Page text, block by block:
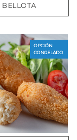
BELLOTA
OPCIÓN
CONGELADO